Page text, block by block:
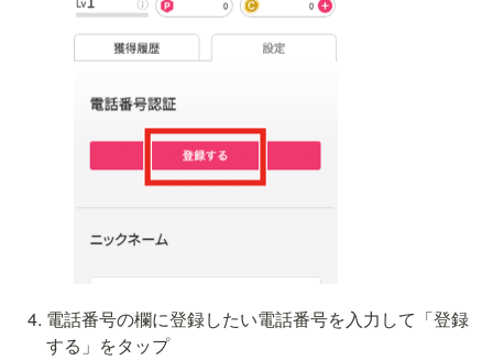
電話番号の欄に登録したい電話番号を入力して「登録
する」をタップ